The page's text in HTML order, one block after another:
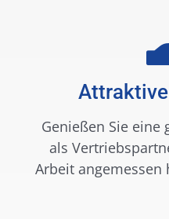
Genießen Sie eine
als
Arbeit